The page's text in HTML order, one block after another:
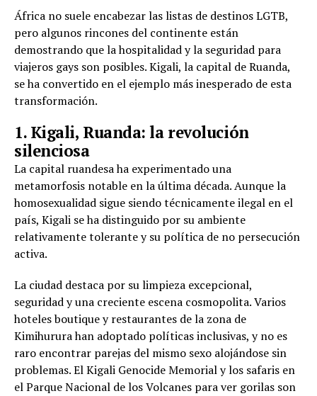
África no suele encabezar las listas de destinos LGTB,
pero algunos rincones del continente están
demostrando que la hospitalidad y la seguridad para
viajeros gays son posibles. Kigali, la capital de Ruanda,
se ha convertido en el ejemplo más inesperado de esta
transformación.
1. Kigali, Ruanda: la revolución
silenciosa
La capital ruandesa ha experimentado una
metamorfosis notable en la última década. Aunque la
homosexualidad sigue siendo técnicamente ilegal en el
país, Kigali se ha distinguido por su ambiente
relativamente tolerante y su política de no persecución
activa.
La ciudad destaca por su limpieza excepcional,
seguridad y una creciente escena cosmopolita. Varios
hoteles boutique y restaurantes de la zona de
Kimihurura han adoptado políticas inclusivas, y no es
raro encontrar parejas del mismo sexo alojándose sin
problemas. El Kigali Genocide Memorial y los safaris en
el Parque Nacional de los Volcanes para ver gorilas son